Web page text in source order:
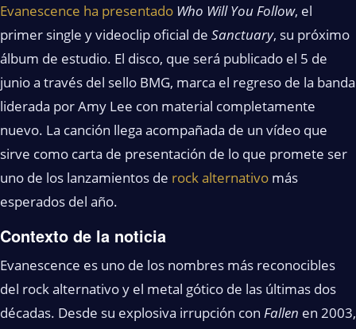
Evanescence ha presentado Who Will You Follow, el
primer single y videoclip oficial de Sanctuary, su próximo
álbum de estudio. El disco, que será publicado el 5 de
junio a través del sello BMG, marca el regreso de la banda
liderada por Amy Lee con material completamente
nuevo. La canción llega acompañada de un vídeo que
sirve como carta de presentación de lo que promete ser
uno de los lanzamientos de rock alternativo más
esperados del año.
Contexto de la noticia
Evanescence es uno de los nombres más reconocibles
del rock alternativo y el metal gótico de las últimas dos
décadas. Desde su explosiva irrupción con Fallen en 2003,